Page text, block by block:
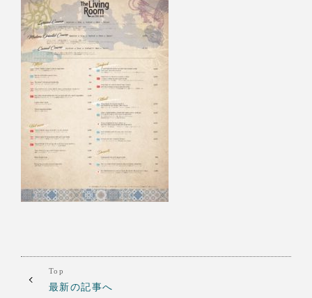
Top
最新の記事へ